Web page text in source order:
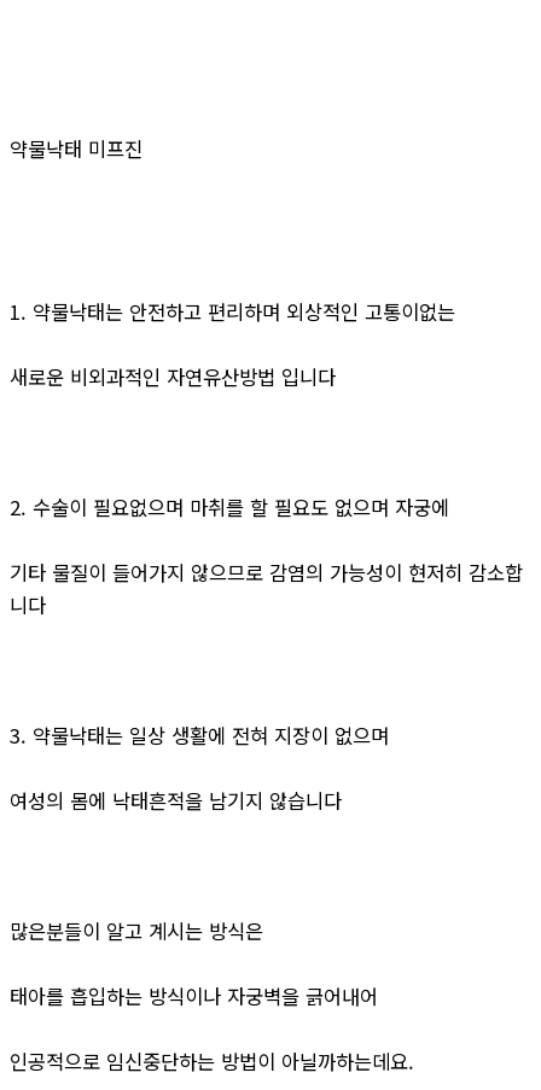
약물낙태 미프진
1. 약물낙태는 안전하고 편리하며 외상적인 고통이없는
새로운 비외과적인 자연유산방법 입니다
2. 수술이 필요없으며 마취를 할 필요도 없으며 자궁에
기타 물질이 들어가지 않으므로 감염의 가능성이 현저히 감소합
니다
3. 약물낙태는 일상 생활에 전혀 지장이 없으며
여성의 몸에 낙태흔적을 남기지 않습니다
많은분들이 알고 계시는 방식은
태아를 흡입하는 방식이나 자궁벽을 긁어내어
인공적으로 임신중단하는 방법이 아닐까하는데요.